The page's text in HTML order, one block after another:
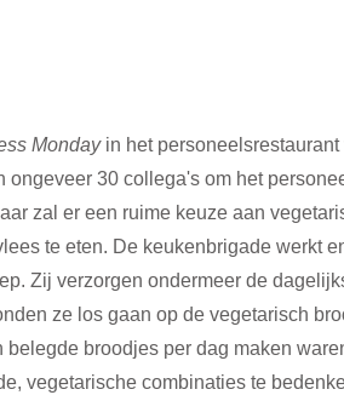
Monday in het
ongeveer 30 collega's om het
zal er een ruime keuze aan
te eten. De keukenbrigade werkt
Zij verzorgen ondermeer de
ze los gaan op de vegetarisch
broodjes per dag maken
vegetarische combinaties te